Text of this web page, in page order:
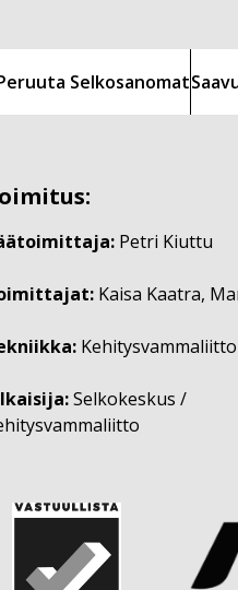
Selkosanomat
Petri Kiuttu
Kaisa Kaatra,
Selkokeskus /